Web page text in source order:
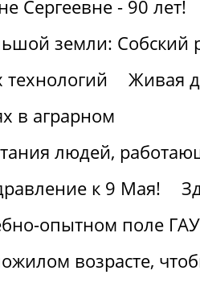
Сергеевне - 90 лет!
земли: Собский
Живая
в аграрном
людей,
к 9 Мая!
опытном поле
возрасте,